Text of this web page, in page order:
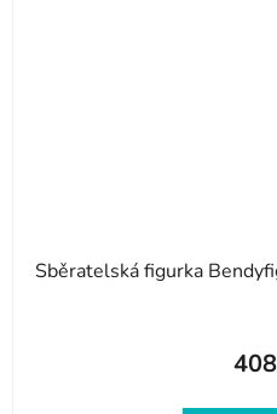
Sběratelská figurka